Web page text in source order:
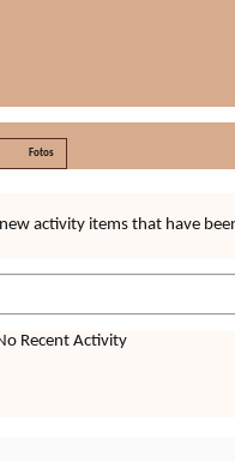
Fotos
activity items that have
Recent Activity